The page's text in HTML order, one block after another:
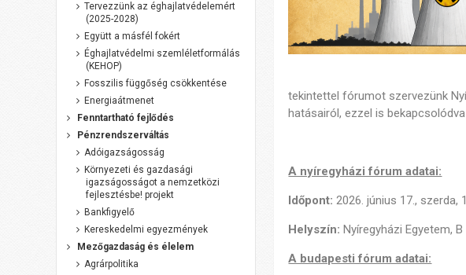
tekintettel fórumot szervezünk
hatásairól, ezzel is
A nyíregyházi fórum adatai:
Időpont: 2026. június 17., szerda,
Helyszín: Nyíregyházi Egyetem,
A budapesti fórum adatai:
Tervezzünk az éghajlatvédelemért
(2025-2028)
Együtt a másfél fokért
Éghajlatvédelmi szemléletformálás
(KEHOP)
Fosszilis függőség csökkentése
Energiaátmenet
Fenntartható fejlődés
Pénzrendszerváltás
Adóigazságosság
Környezeti és gazdasági
igazságosságot a nemzetközi
fejlesztésbe! projekt
Bankfigyelő
Kereskedelmi egyezmények
Mezőgazdaság és élelem
Agrárpolitika